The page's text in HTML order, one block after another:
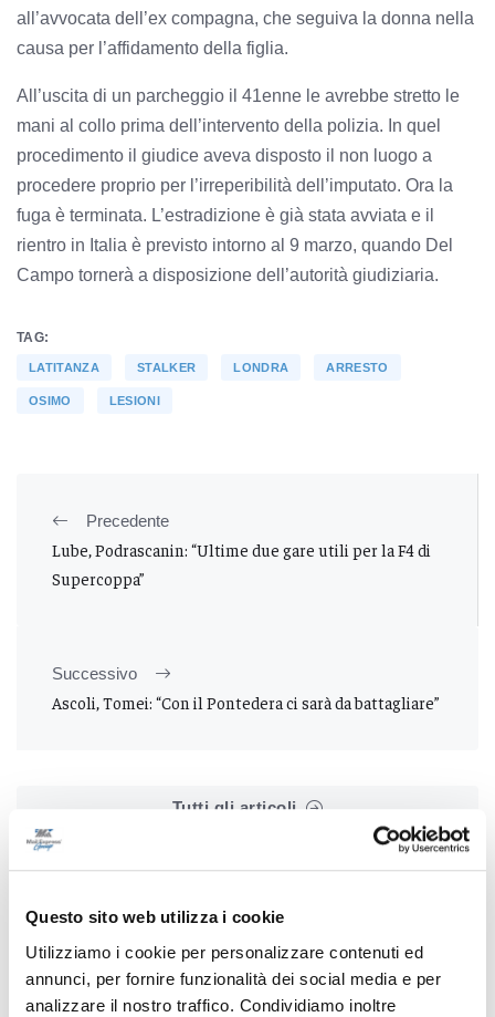
Questo sito web utilizza i cookie
Utilizziamo i cookie per personalizzare contenuti ed
annunci, per fornire funzionalità dei social media e per
analizzare il nostro traffico. Condividiamo inoltre
all’avvocata dell’ex compagna, che seguiva la donna nella
causa per l’affidamento della figlia.
All’uscita di un parcheggio il 41enne le avrebbe stretto le
mani al collo prima dell’intervento della polizia. In quel
procedimento il giudice aveva disposto il non luogo a
procedere proprio per l’irreperibilità dell’imputato. Ora la
fuga è terminata. L’estradizione è già stata avviata e il
rientro in Italia è previsto intorno al 9 marzo, quando Del
Campo tornerà a disposizione dell’autorità giudiziaria.
TAG:
LATITANZA STALKER LONDRA ARRESTO
OSIMO LESIONI
Precedente
Lube, Podrascanin: “Ultime due gare utili per la F4 di
Supercoppa”
Successivo
Ascoli, Tomei: “Con il Pontedera ci sarà da battagliare”
Tutti gli articoli
Correlati